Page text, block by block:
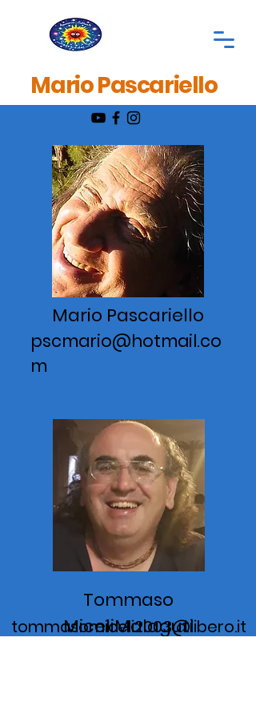
Mario Pascariello
Mario Pascariello
pscmario@hotmail.co
m
Tommaso
MiceliMalaguti
tommasomiceli2003@libero.it